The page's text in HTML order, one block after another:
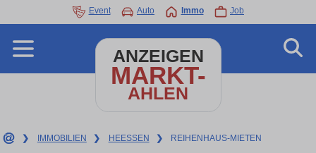
Event Auto Immo Job
ANZEIGEN
MARKT-
AHLEN
❯ IMMOBILIEN ❯ HEESSEN ❯ REIHENHAUS-MIETEN